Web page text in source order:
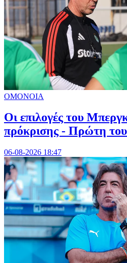
ΟΜΟΝΟΙΑ
Οι επιλογές του
πρόκρισης - Πρώτη του
06-08-2026 18:47